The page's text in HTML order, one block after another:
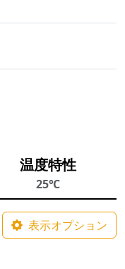
温度特性
25℃
表示オプション